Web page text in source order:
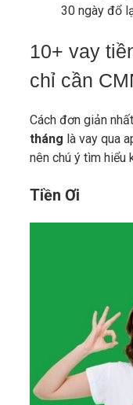
30 ngày đổ
10+ vay
chỉ cần
Cách đơn giản
tháng là vay qua
nên chú ý tìm hiểu
Tiền Ơi